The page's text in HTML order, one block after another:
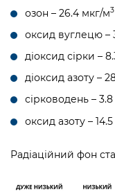
озон – 26.4 мкг/м3
оксид вуглецю –
діоксид сірки –
діоксид азоту –
сірководень –
оксид азоту –
Радіаційний фон